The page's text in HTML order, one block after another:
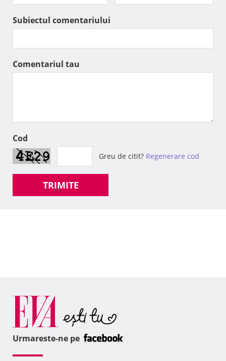
Subiectul comentariului
Comentariul tau
Cod
Greu de citit? Regenerare cod
TRIMITE
Urmareste-ne pe